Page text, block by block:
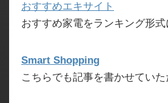
おすすめエキサイト
おすすめ家電をランキング形式
Smart Shopping
こちらでも記事を書かせていた